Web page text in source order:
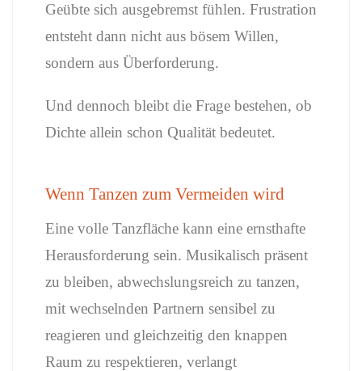
Geübte sich ausgebremst fühlen. Frustration
entsteht dann nicht aus bösem Willen,
sondern aus Überforderung.
Und dennoch bleibt die Frage bestehen, ob
Dichte allein schon Qualität bedeutet.
Wenn Tanzen zum Vermeiden wird
Eine volle Tanzfläche kann eine ernsthafte
Herausforderung sein. Musikalisch präsent
zu bleiben, abwechslungsreich zu tanzen,
mit wechselnden Partnern sensibel zu
reagieren und gleichzeitig den knappen
Raum zu respektieren, verlangt